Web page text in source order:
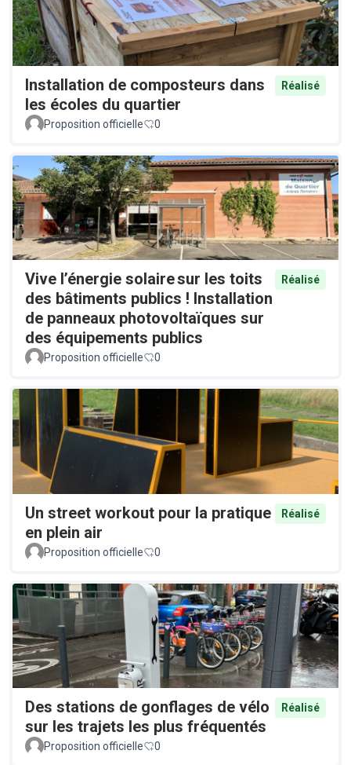
Installation de composteurs dans
les écoles du quartier
Réalisé
Proposition officielle 0
Vive l’énergie solaire sur les toits
des bâtiments publics ! Installation
de panneaux photovoltaïques sur
des équipements publics
Réalisé
Proposition officielle 0
Un street workout pour la pratique
en plein air
Réalisé
Proposition officielle 0
Des stations de gonflages de vélo
sur les trajets les plus fréquentés
Réalisé
Proposition officielle 0